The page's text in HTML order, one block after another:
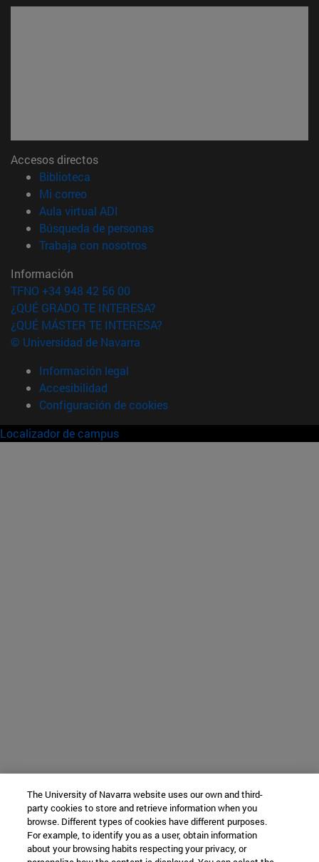
Accesos directos
Biblioteca
Mi correo(abre en nueva ventana)
Aula virtual ADI
Búsqueda de personas(abre en nueva ventana)
Trabaja con nosotros(abre en nueva ventana)
Información
TFNO +34 948 42 56 00
¿QUÉ GRADO TE INTERESA?
¿QUÉ MÁSTER TE INTERESA?
© Universidad de Navarra
Información legal
Accesibilidad
Configuración de cookies
Localizador de campus
The University of Navarra website uses our own and third-
party cookies to store and retrieve information when you
browse. Different types of cookies have different purposes.
For example, to identify you as a user, obtain information
about your browsing habits respecting your privacy, or